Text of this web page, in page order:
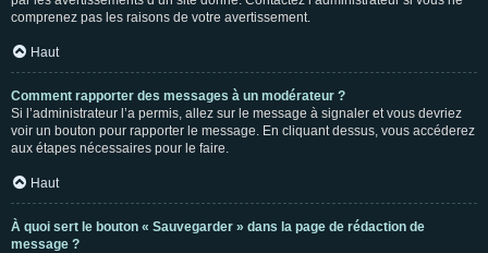
comprenez pas les raisons de votre avertissement.
Haut
Comment rapporter des messages à un modérateur ?
Si l’administrateur l’a permis, allez sur le message à signaler et vous devriez
voir un bouton pour rapporter le message. En cliquant dessus, vous accéderez
aux étapes nécessaires pour le faire.
Haut
À quoi sert le bouton « Sauvegarder » dans la page de rédaction de
message ?